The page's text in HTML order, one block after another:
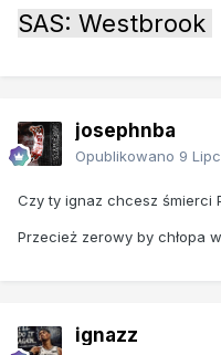
SAS: Westbrook
josephnba
Opublikowano 9
Czy ty ignaz chcesz śmierci
Przecież zerowy by chłopa
ignazz